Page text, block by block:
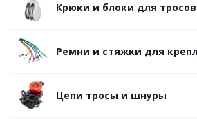
Крюки и блоки для тросов
Ремни и стяжки для
Цепи тросы и шнуры